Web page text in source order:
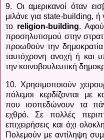
9. Οι αμερικανοί όταν
μιλάνε για state-building, ή
το religion-building. Αφού
προσηλυτισμού στην
προωθούν την
ταυτόχρονη ανοχή ή και
την κοινοβουλευτική
10. Χρησιμοποιούν
πόλεμοι κερδίζονται με
που ισοπεδώνουν τα
εχθρό. Σε πολλές
επιχειρήσεις και όχι
Πολεμούν με αντίληψη